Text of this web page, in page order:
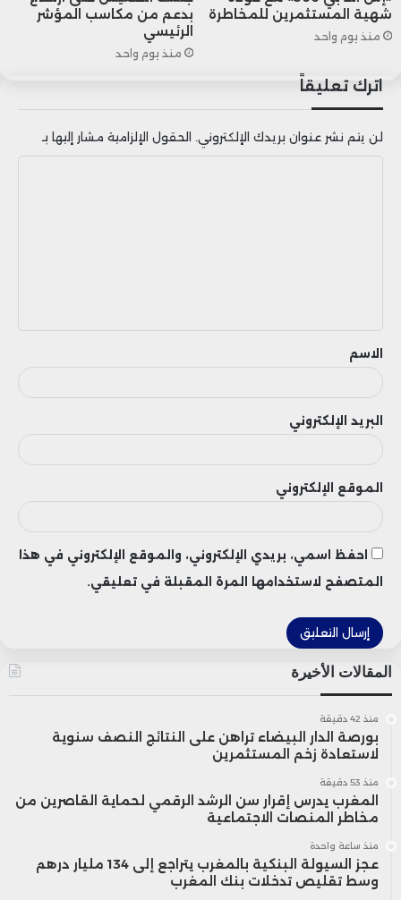
الكبرى مثل “كنديان بيسيفيك” و”كنديان
أظهرت القطاعات المالية والتكنولوجيا والسلع
شهية المستثمرين للمخاطرة
منذ يوم واحد
بدعم من مكاسب المؤشر
الرئيسي
منذ يوم واحد
اترك تعليقاً
لن يتم نشر عنوان بريدك الإلكتروني. الحقول الإلزامية مشار إليها بـ
ق
الاسم
البريد الإلكتروني
الموقع الإلكتروني
احفظ اسمي، بريدي الإلكتروني، والموقع الإلكتروني في هذا
المتصفح لاستخدامها المرة المقبلة في تعليقي.
المقالات الأخيرة
منذ 42 دقيقة
بورصة الدار البيضاء تراهن على النتائج النصف سنوية
لاستعادة زخم المستثمرين
منذ 53 دقيقة
المغرب يدرس إقرار سن الرشد الرقمي لحماية القاصرين من
مخاطر المنصات الاجتماعية
منذ ساعة واحدة
عجز السيولة البنكية بالمغرب يتراجع إلى 134 مليار درهم
وسط تقليص تدخلات بنك المغرب